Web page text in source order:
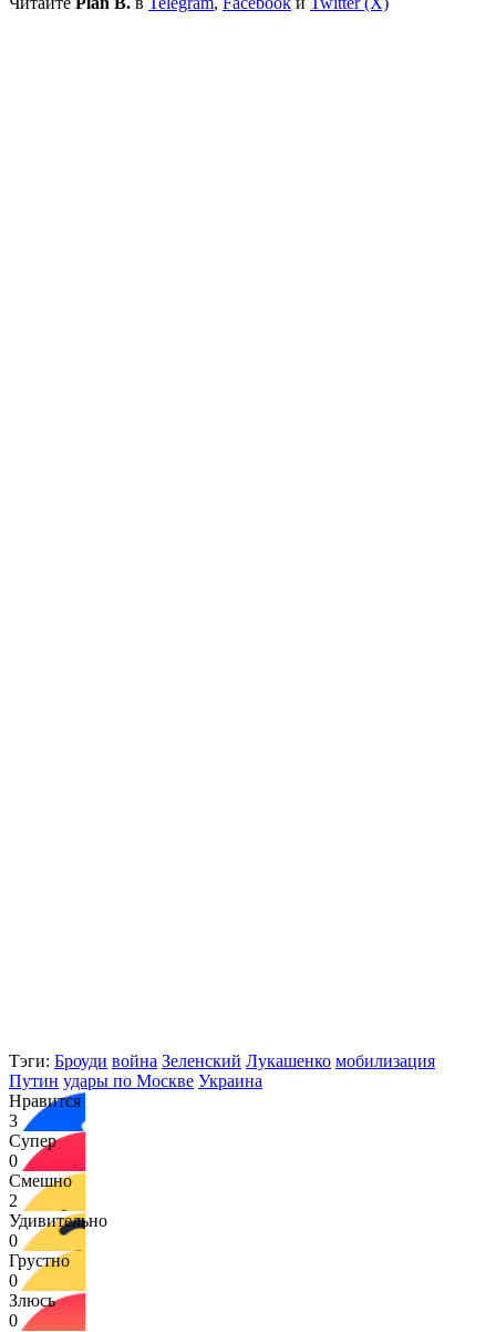
Тэги: Броуди война Зеленский Лукашенко мобилизация
Путин удары по Москве Украина
Нравится
3
Супер
0
Смешно
2
Удивительно
0
Грустно
0
Злюсь
0